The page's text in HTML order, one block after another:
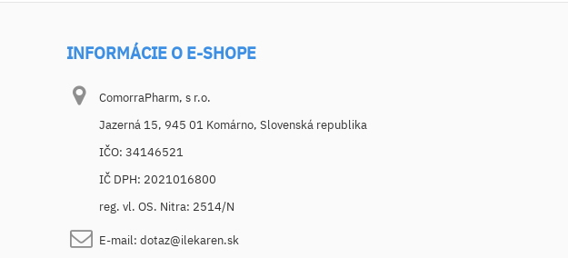
INFORMÁCIE O E-SHOPE
ComorraPharm, s r.o.
Jazerná 15, 945 01 Komárno, Slovenská republika
IČO: 34146521
IČ DPH: 2021016800
reg. vl. OS. Nitra: 2514/N
E-mail: dotaz@ilekaren.sk